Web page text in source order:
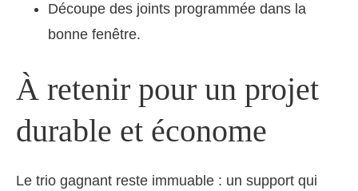
Découpe des joints programmée dans la
bonne fenêtre.
À retenir pour un projet
durable et économe
Le trio gagnant reste immuable : un support qui